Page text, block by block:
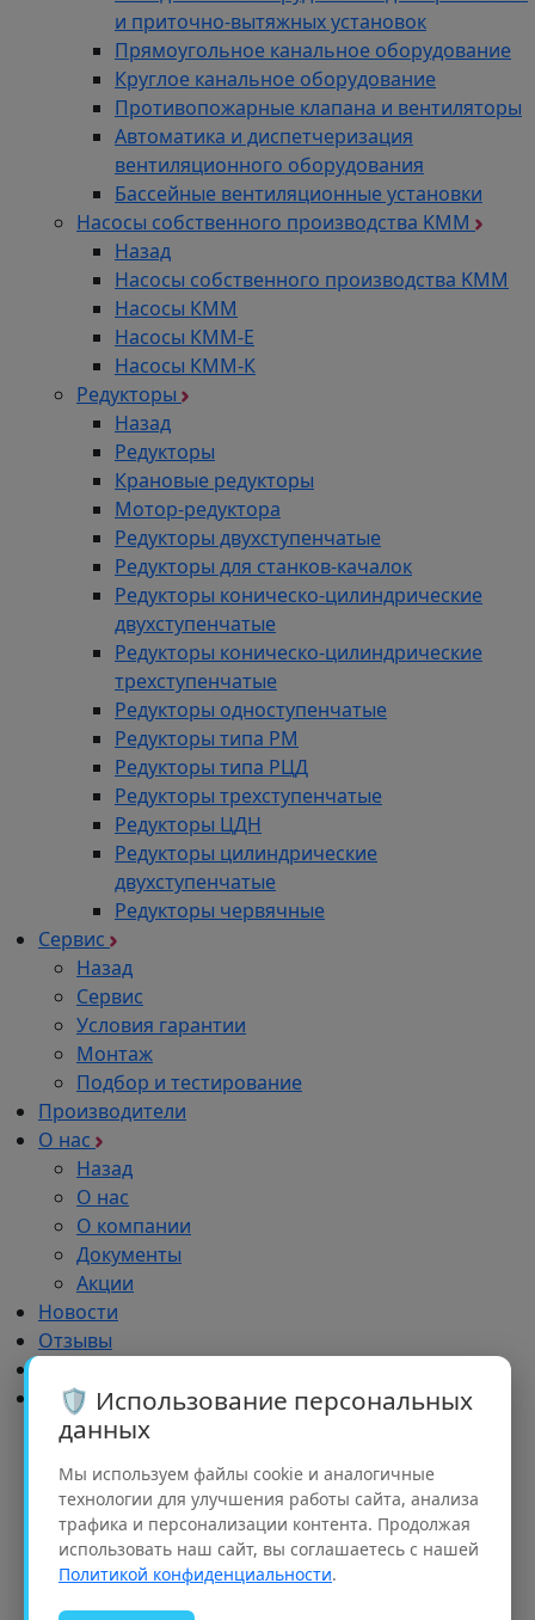
🛡️ Использование персональных
данных
Мы используем файлы cookie и аналогичные
технологии для улучшения работы сайта, анализа
трафика и персонализации контента. Продолжая
использовать наш сайт, вы соглашаетесь с нашей
Политикой конфиденциальности.
и приточно-вытяжных установок
Прямоугольное канальное оборудование
Круглое канальное оборудование
Противопожарные клапана и вентиляторы
Автоматика и диспетчеризация
вентиляционного оборудования
Бассейные вентиляционные установки
Насосы собственного производства KMM
Назад
Насосы собственного производства KMM
Насосы КММ
Насосы КММ-Е
Насосы КММ-К
Редукторы
Назад
Редукторы
Крановые редукторы
Мотор-редуктора
Редукторы двухступенчатые
Редукторы для станков-качалок
Редукторы коническо-цилиндрические
двухступенчатые
Редукторы коническо-цилиндрические
трехступенчатые
Редукторы одноступенчатые
Редукторы типа РМ
Редукторы типа РЦД
Редукторы трехступенчатые
Редукторы ЦДН
Редукторы цилиндрические
двухступенчатые
Редукторы червячные
Сервис
Назад
Сервис
Условия гарантии
Монтаж
Подбор и тестирование
Производители
О нас
Назад
О нас
О компании
Документы
Акции
Новости
Отзывы
Дилерам
Назад
Обучение
Реклама
Партнерский портфель
Рализация проектов